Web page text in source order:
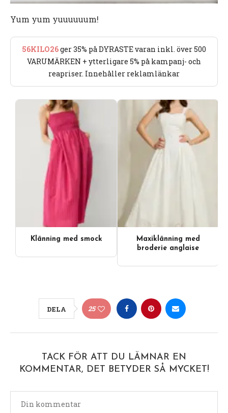
Yum yum yuuuuuum!
56KILO26ger 35% på DYRASTE varan inkl. över 500
VARUMÄRKEN + ytterligare 5% på kampanj- och
reapriser. Innehåller reklamlänkar
Klänning med smock
Maxiklänning med
broderie anglaise
DELA 25
TACK FÖR ATT DU LÄMNAR EN
KOMMENTAR, DET BETYDER SÅ MYCKET!